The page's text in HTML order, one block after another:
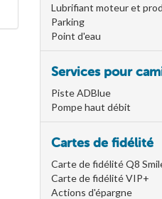
Lubrifiant moteur et
Parking
Point d'eau
Services pour
Piste ADBlue
Pompe haut débit
Cartes de fidélité
Carte de fidélité Q8
Carte de fidélité VIP+
Actions d'épargne